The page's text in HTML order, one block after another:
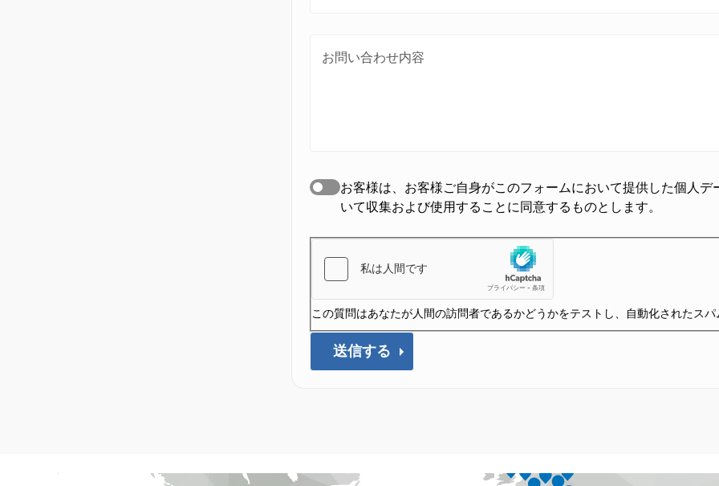
お問い合わせ内容
お客様は、お客様ご自身がこのフォームにおいて提供した個人
いて収集および使用することに同意するものとします。
この質問はあなたが人間の訪問者であるかどうかをテストし、自動化されたス